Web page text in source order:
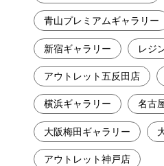
青山プレミアムギャラリー
新宿ギャラリー レジ
アウトレット五反田店
横浜ギャラリー 名古
大阪梅田ギャラリー
アウトレット神戸店